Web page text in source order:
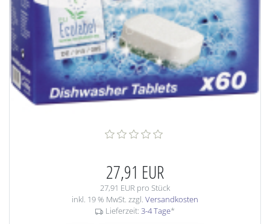
27,91 EUR
27,91 EUR pro Stück
inkl. 19 % MwSt. zzgl. Versandkosten
Lieferzeit: 3-4 Tage*